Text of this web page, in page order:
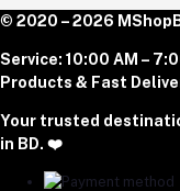
Phone
Track Order
Become A Seller
Download Seller
© 2020 – 2026
Service: 10:00 AM –
Products & Fast
Your trusted
in BD. ❤️